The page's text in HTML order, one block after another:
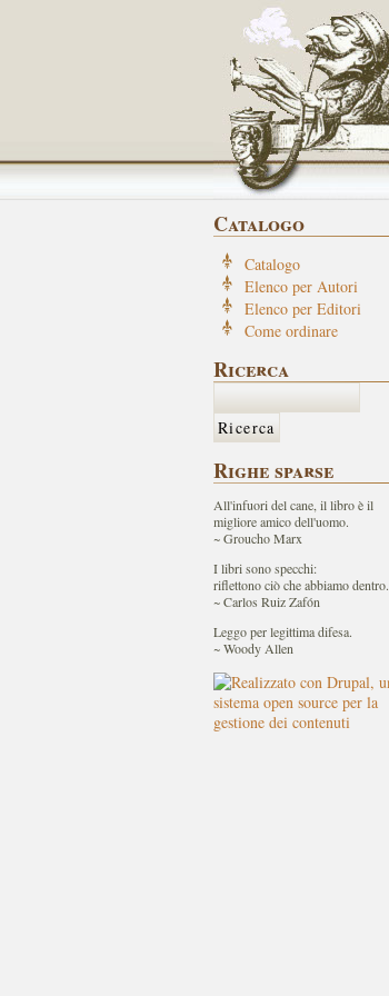
Catalogo
Catalogo
Elenco per Autori
Elenco per Editori
Come ordinare
Ricerca
Righe sparse
All'infuori del cane, il libro è il
migliore amico dell'uomo.
~ Groucho Marx
I libri sono specchi:
riflettono ciò che abbiamo dentro.
~ Carlos Ruiz Zafón
Leggo per legittima difesa.
~ Woody Allen